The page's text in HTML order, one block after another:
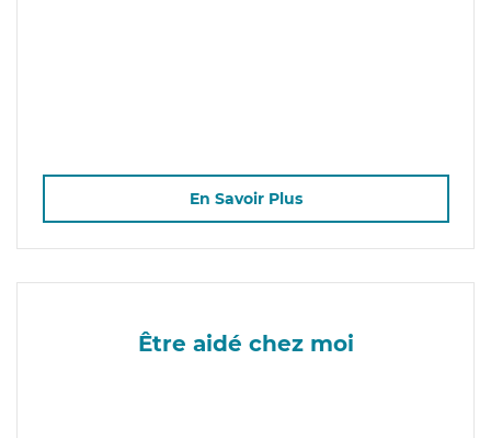
En Savoir Plus
Être aidé chez moi